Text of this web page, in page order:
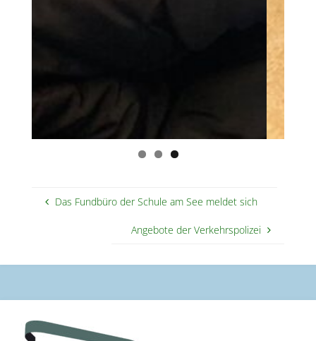
Das Fundbüro der Schule am See meldet sich
Angebote der Verkehrspolizei